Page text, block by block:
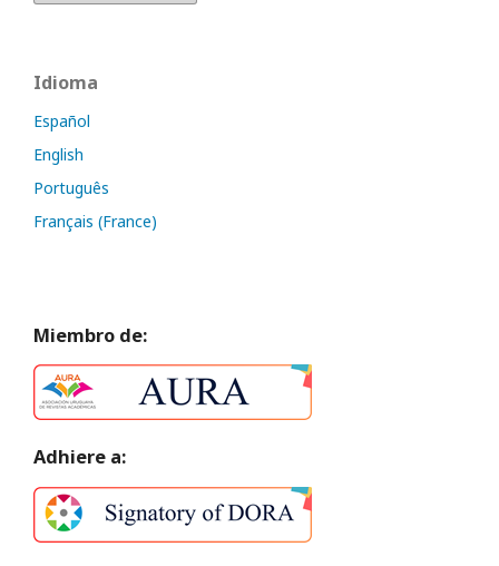
Idioma
Español
English
Português
Français (France)
Miembro de:
Adhiere a: